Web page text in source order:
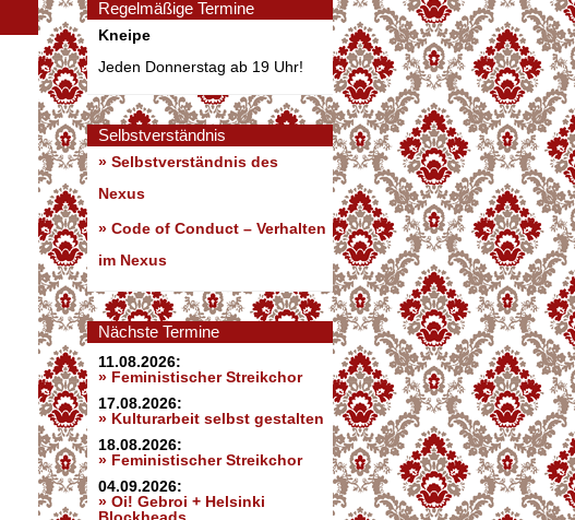
Regelmäßige Termine
Kneipe
Jeden Donnerstag ab 19 Uhr!
Selbstverständnis
» Selbstverständnis des
Nexus
» Code of Conduct – Verhalten
im Nexus
Nächste Termine
11.08.2026:
» Feministischer Streikchor
17.08.2026:
» Kulturarbeit selbst gestalten
18.08.2026:
» Feministischer Streikchor
04.09.2026:
» Oi! Gebroi + Helsinki